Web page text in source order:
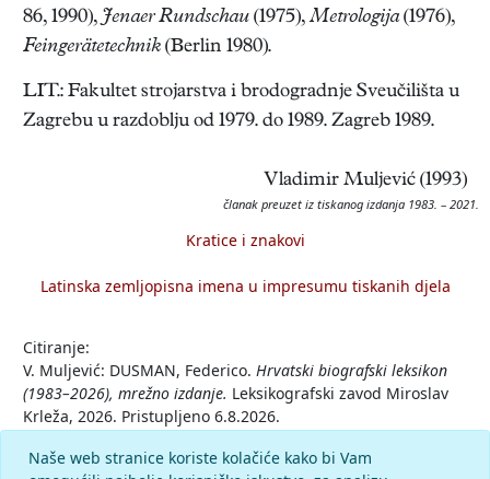
86, 1990), Jenaer Rundschau (1975),Metrologija(1976),
Feingerätetechnik (Berlin 1980).
LIT.: Fakultet strojarstva i brodogradnje Sveučilišta u
Zagrebu u razdoblju od 1979. do 1989. Zagreb 1989.
Vladimir Muljević (1993)
članak preuzet iz tiskanog izdanja 1983. – 2021.
Kratice i znakovi
Latinska zemljopisna imena u impresumu tiskanih djela
Citiranje:
V. Muljević: DUSMAN, Federico. Hrvatski biografski leksikon
(1983–2026), mrežno izdanje. Leksikografski zavod Miroslav
Krleža, 2026. Pristupljeno 6.8.2026.
Naše web stranice koriste kolačiće kako bi Vam